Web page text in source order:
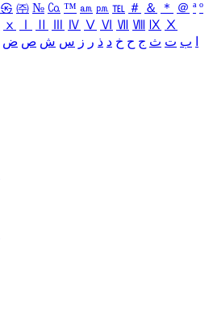
㉿ ㈜ № ㏇ ™ ㏂ ㏘ ℡ ＃ ＆ ＊ ＠ ª º
ⅹ Ⅳ Ⅴ Ⅵ Ⅶ Ⅷ Ⅸ Ⅹ
ب ت ث ج ح خ د ذ ر ز س ش ص ض